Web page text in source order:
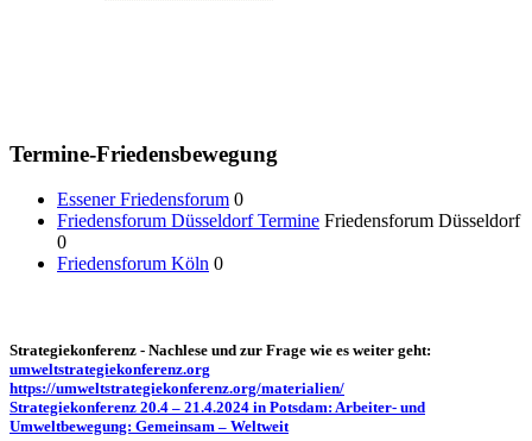
Termine-Friedensbewegung
Essener Friedensforum 0
Friedensforum Düsseldorf Termine Friedensforum Düsseldorf
0
Friedensforum Köln 0
Strategiekonferenz - Nachlese und zur Frage wie es weiter geht:
umweltstrategiekonferenz.org
https://umweltstrategiekonferenz.org/materialien/
Strategiekonferenz 20.4 – 21.4.2024 in Potsdam: Arbeiter- und
Umweltbewegung: Gemeinsam – Weltweit